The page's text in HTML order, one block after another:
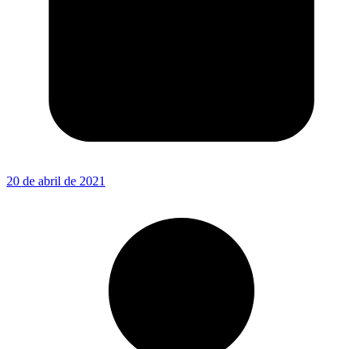
20 de abril de 2021